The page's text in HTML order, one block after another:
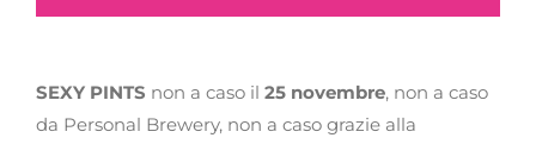
SEXY PINTS non a caso il 25 novembre, non a caso
da Personal Brewery, non a caso grazie alla